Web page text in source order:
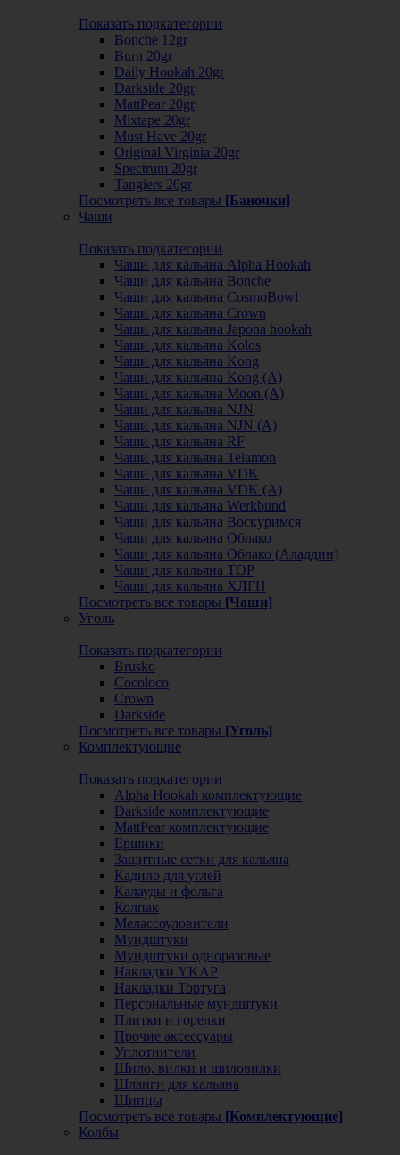
Показать подкатегории
Bonche 12gr
Burn 20gr
Daily Hookah 20gr
Darkside 20gr
MattPear 20gr
Mixtape 20gr
Must Have 20gr
Original Virginia 20gr
Spectrum 20gr
Tangiers 20gr
Посмотреть все товары [Баночки]
Чаши
Показать подкатегории
Чаши для кальяна Alpha Hookah
Чаши для кальяна Bonche
Чаши для кальяна CosmoBowl
Чаши для кальяна Crown
Чаши для кальяна Japona hookah
Чаши для кальяна Kolos
Чаши для кальяна Kong
Чаши для кальяна Kong (A)
Чаши для кальяна Moon (А)
Чаши для кальяна NJN
Чаши для кальяна NJN (А)
Чаши для кальяна RF
Чаши для кальяна Telamon
Чаши для кальяна VDK
Чаши для кальяна VDK (А)
Чаши для кальяна Werkbund
Чаши для кальяна Воскуримся
Чаши для кальяна Облако
Чаши для кальяна Облако (Аладдин)
Чаши для кальяна ТОР
Чаши для кальяна ХЛГН
Посмотреть все товары [Чаши]
Уголь
Показать подкатегории
Brusko
Cocoloco
Crown
Darkside
Посмотреть все товары [Уголь]
Комплектующие
Показать подкатегории
Alpha Hookah комплектующие
Darkside комплектующие
MattPear комплектующие
Ершики
Защитные сетки для кальяна
Кадило для углей
Калауды и фольга
Колпак
Мелассоуловители
Мундштуки
Мундштуки одноразовые
Накладки YKAP
Накладки Тортуга
Персональные мундштуки
Плитки и горелки
Прочие аксессуары
Уплотнители
Шило, вилки и шиловилки
Шланги для кальяна
Щипцы
Посмотреть все товары [Комплектующие]
Колбы